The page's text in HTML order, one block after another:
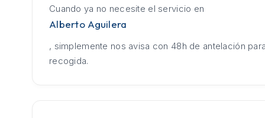
Cuando ya no necesite el servicio en
Alberto Aguilera
, simplemente nos avisa con 48h de antelación
recogida.